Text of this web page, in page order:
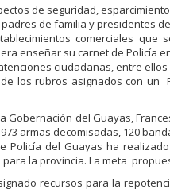
de seguridad,
de familia y presidentes
comerciales
enseñar su carnet de Policía
ciudadanas, entre
los rubros asignados con un
del Guayas,
armas decomisadas, 120
Policía del Guayas ha
la provincia. La meta
recursos para la